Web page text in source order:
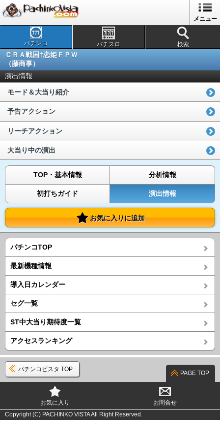
メニュー
パチンコ パチスロ 検索
ＣＲＡ戦国†恋姫ＦＰＷ
（藤商事）
演出情報
モード＆大当り紹介
予告アクション
リーチアクション
大当り中の演出
TOP・基本情報 分析情報
初打ちガイド 演出情報
お気に入りに追加
パチンコTOP
最新機種情報
導入日カレンダー
セグ一覧
ST中大当り期待度一覧
アクセスランキング
パチンコビスタ TOP
PAGE TOP
お気に入り
お問合せ
Copyright (C) PACHINKO VISTA All Right Reserved.